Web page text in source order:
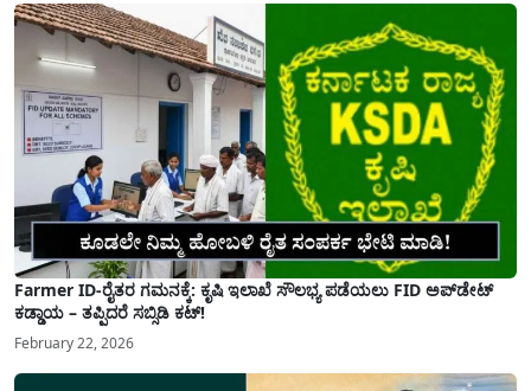
Farmer ID-ರೈತರ ಗಮನಕ್ಕೆ: ಕೃಷಿ ಇಲಾಖೆ ಸೌಲಭ್ಯ ಪಡೆಯಲು FID ಅಪ್‌ಡೇಟ್
ಕಡ್ಡಾಯ – ತಪ್ಪಿದರೆ ಸಬ್ಸಿಡಿ ಕಟ್!
February 22, 2026